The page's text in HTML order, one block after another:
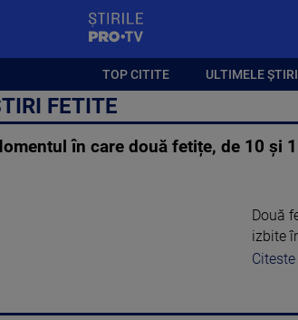
TOP CITITE ULTIMELE ȘTIRI
FETITE
în care două fetițe, de 10 și
Două
izbite